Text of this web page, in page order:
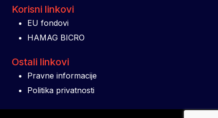
Korisni linkovi
EU fondovi
HAMAG BICRO
Ostali linkovi
Pravne informacije
Politika privatnosti